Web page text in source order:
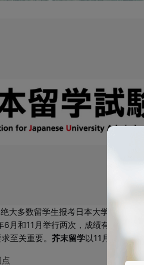
大多数留学生报考日本大学本科（
月和11月举行两次，成绩有效期为2
至关重要。 芥末留学以11月考试为